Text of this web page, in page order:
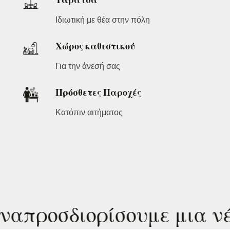
Ιδιωτική με θέα στην πόλη
Χώρος καθιστικού
Για την άνεσή σας
Πρόσθετες Παροχές
Κατόπιν αιτήματος
μια νέα